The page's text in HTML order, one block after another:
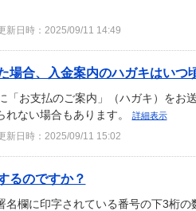
新日時：2025/09/11 14:49
場合、入金案内のハガキはいつ
「お支払のご案内」（ハガキ）をお
ない場合もあります。
詳細表示
新日時：2025/09/11 15:02
るのですか？
名欄に印字されている番号の下3桁